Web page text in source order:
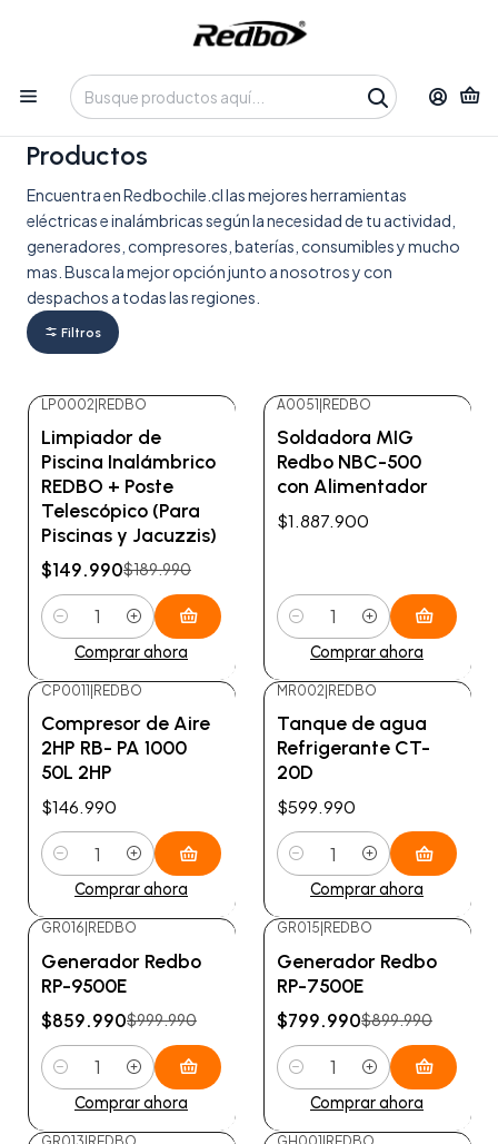
Tienda 100% Online con despacho a domicilio o retiro en
Oficina • Lun-Vie 09:30-14:00 / 15:00-17:30 • 📞 +56 9 3730 2311
Productos
Encuentra en Redbochile.cl las mejores herramientas
eléctricas e inalámbricas según la necesidad de tu actividad,
generadores, compresores, baterías, consumibles y mucho
mas. Busca la mejor opción junto a nosotros y con
despachos a todas las regiones.
Filtros
LP0002|REDBO
Limpiador de
Piscina Inalámbrico
REDBO + Poste
Telescópico (Para
Piscinas y Jacuzzis)
$149.990$189.990
Cantidad
Comprar ahora
A0051|REDBO
Soldadora MIG
Redbo NBC-500
con Alimentador
$1.887.900
Cantidad
Comprar ahora
CP0011 REDBO
Compresor de Aire
2HP RB- PA 1000
50L 2HP
$146.990
Cantidad
Comprar ahora
MR002 REDBO
Tanque de agua
Refrigerante CT-
20D
$599.990
Cantidad
Comprar ahora
GR016 REDBO
Generador Redbo
RP-9500E
$859.990$999.990
Cantidad
Comprar ahora
GR015 REDBO
Generador Redbo
RP-7500E
$799.990$899.990
Cantidad
Comprar ahora